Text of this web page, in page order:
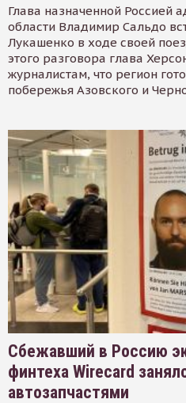
Глава назначенной Россией
области Владимир Сальдо
Лукашенко в ходе своей
этого разговора глава
журналистам, что регион
побережья Азовского и
Сбежавший в Россию
финтеха Wirecard
автозапчастями